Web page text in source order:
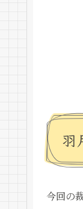
羽
今回の